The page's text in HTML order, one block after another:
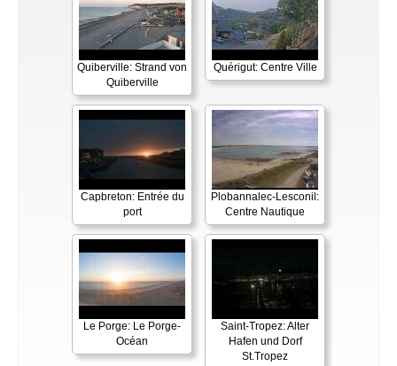
Quiberville: Strand von
Quiberville
Quérigut: Centre Ville
Capbreton: Entrée du
port
Plobannalec-Lesconil:
Centre Nautique
Le Porge: Le Porge-
Océan
Saint-Tropez: Alter
Hafen und Dorf
St.Tropez